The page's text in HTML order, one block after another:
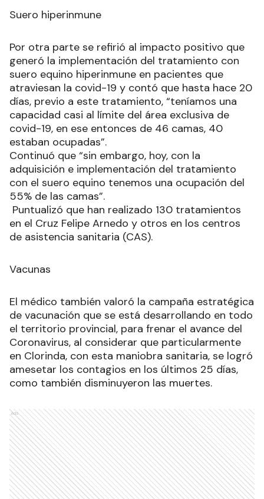
Suero hiperinmune
Por otra parte se refirió al impacto positivo que
generó la implementación del tratamiento con
suero equino hiperinmune en pacientes que
atraviesan la covid-19 y contó que hasta hace 20
días, previo a este tratamiento, “teníamos una
capacidad casi al límite del área exclusiva de
covid-19, en ese entonces de 46 camas, 40
estaban ocupadas”.
Continuó que “sin embargo, hoy, con la
adquisición e implementación del tratamiento
con el suero equino tenemos una ocupación del
55% de las camas”.
Puntualizó que han realizado 130 tratamientos
en el Cruz Felipe Arnedo y otros en los centros
de asistencia sanitaria (CAS).
Vacunas
El médico también valoró la campaña estratégica
de vacunación que se está desarrollando en todo
el territorio provincial, para frenar el avance del
Coronavirus, al considerar que particularmente
en Clorinda, con esta maniobra sanitaria, se logró
amesetar los contagios en los últimos 25 días,
como también disminuyeron las muertes.
Ads